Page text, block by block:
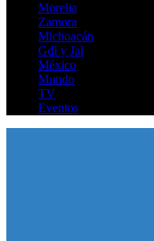
Morelia
Zamora
Michoacán
Gdl y Jal
México
Mundo
TV
Eventos